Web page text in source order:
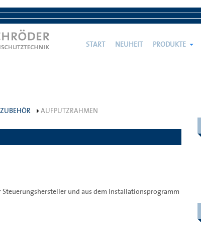
START NEUHEIT PRODUKTE
AUFPUTZRAHMEN
und aus dem Installationsprogramm